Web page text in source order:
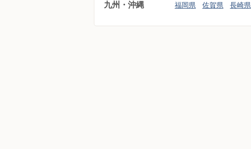
九州・沖縄 福岡県 佐賀県 長崎県